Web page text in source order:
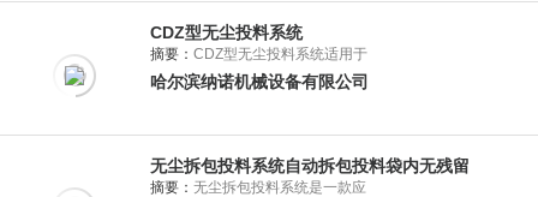
CDZ型无尘投料系统
摘要： CDZ型无尘投料系统适用于
哈尔滨纳诺机械设备有限公司
无尘拆包投料系统自动拆包投料袋内无残留
摘要： 无尘拆包投料系统是一款应